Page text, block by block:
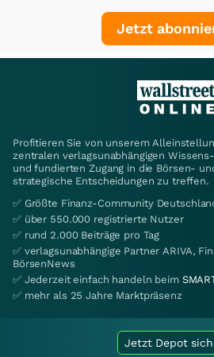
Jetzt
Profitieren Sie von unserem
zentralen verlagsunabhängigen
und fundierten Zugang in die Börsen-
strategische Entscheidungen zu treffen.
✅ Größte Finanz-Community
✅ über 550.000 registrierte Nutzer
✅ rund 2.000 Beiträge pro Tag
✅ verlagsunabhängige Partner ARIVA,
BörsenNews
✅ Jederzeit einfach handeln beim
✅ mehr als 25 Jahre Marktpräsenz
Jetzt Depot